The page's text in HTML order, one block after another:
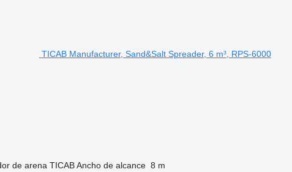
TICAB Manufacturer, Sand&Salt Spreader, 6 m³, RPS-6000
de arena TICAB Ancho de alcance 8 m